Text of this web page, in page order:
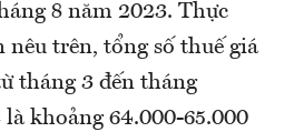
8 năm 2023. Thực
nêu trên, tổng số thuế giá
tháng 3 đến tháng
là khoảng 64.000-65.000